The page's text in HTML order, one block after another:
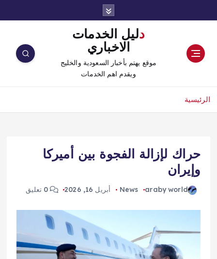
دليل الخدمات
الاخباري
موقع يهتم بأخبار السعودية والخليج
ويقدم اهم الخدمات
الرئيسية
حراك لإزالة الفجوة بين أميركا
وإيران
araby world
News أبريل 16, 2026 0 تعليق